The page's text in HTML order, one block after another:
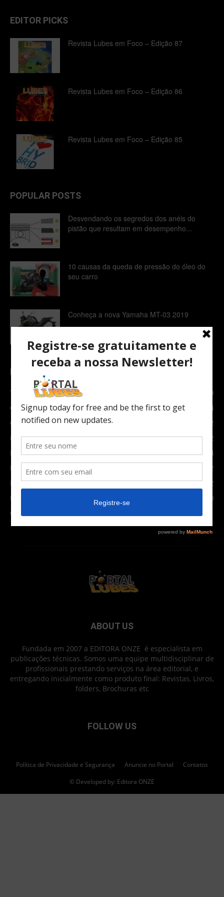
EDITOR PICKS
Revista Lubes em Foco – Edição 87
Revista Lubes em Foco – Edição 86
Revista Lubes em Foco – Edição 85
POPULAR POSTS
Desvendando os segredos dos anéis do
pistão que resultam em desempenho...
10 causas da queda de pressão do óleo do
seu carro
Conheça a nova Yamaha MT-03 2019
POPULAR CATEGORY
TOPNEWS
7089
Carro e Moto
3764
Carro
2082
Notícias
1852
Indústria
1024
Moto
972
Economia
672
Newsletter
630
Carros Verdes e Novas tecnologias automotivas
561
ABOUT US
Fundada em 2007 a EDITORA ONZE é especialista em
publicações técnicas. Somos uma equipe multidisciplinar de
profissionais prestando serviços na área editorial, e
entregando inicialmente como produto final: Revistas, Livros,
folders, Brochuras etc
FOLLOW US
Política de Privacidade e Segurança Anuncie no Portal
Contatos
© Developed by: Editora ONZE